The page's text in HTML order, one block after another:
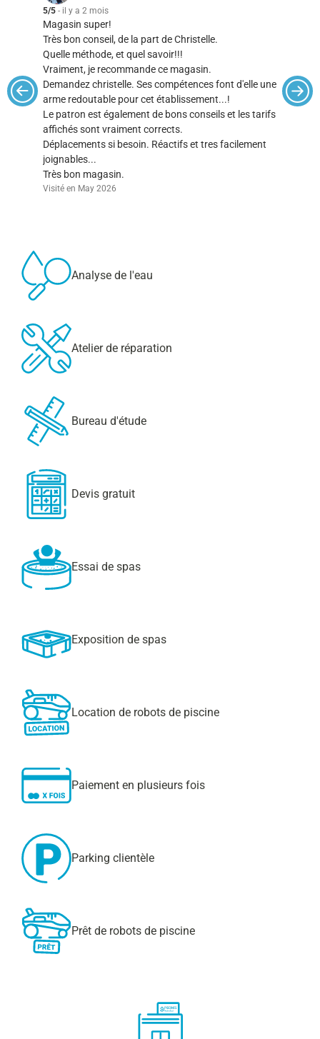
5/5 - il y a 2 mois
Magasin super!
Très bon conseil, de la part de Christelle.
Quelle méthode, et quel savoir!!!
Vraiment, je recommande ce magasin.
Demandez christelle. Ses compétences font d'elle une
arme redoutable pour cet établissement...!
Le patron est également de bons conseils et les tarifs
affichés sont vraiment corrects.
Déplacements si besoin. Réactifs et tres facilement
joignables...
Très bon magasin.
Visité en May 2026
Un
Analyse de l'eau
Atelier de réparation
Bureau d'étude
Devis gratuit
Essai de spas
Exposition de spas
Location de robots de piscine
Paiement en plusieurs fois
Parking clientèle
Prêt de robots de piscine